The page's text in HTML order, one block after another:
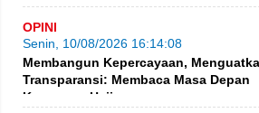
OPINI
Senin, 10/08/2026 16:14:08
Membangun Kepercayaan,
Transparansi: Membaca Masa Depan
Keuangan Haji